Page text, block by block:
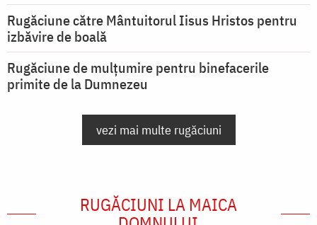
Rugăciune către Mântuitorul Iisus Hristos pentru
izbăvire de boală
Rugăciune de mulțumire pentru binefacerile
primite de la Dumnezeu
vezi mai multe rugăciuni
RUGĂCIUNI LA MAICA